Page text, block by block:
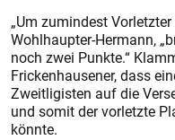
„Um zumindest
Wohlhaupter-Hermann,
noch zwei Punkte.“
Frickenhausener, dass
Zweitligisten auf die
und somit der vorletzte
könnte.